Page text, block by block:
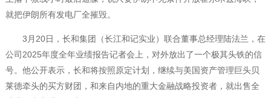
就把伊朗所有发电厂全摧毁。
3月20日，长和集团（长江和记实业）联合董事总经理陆法兰，在
公司2025年度全年业绩报告记者会上，对外放出了一个极其头铁的信
号。他公开表示，长和将按照原定计划，继续与美国资产管理巨头贝
莱德牵头的买方财团，和来自内地的重大金融战略投资者，就出售全